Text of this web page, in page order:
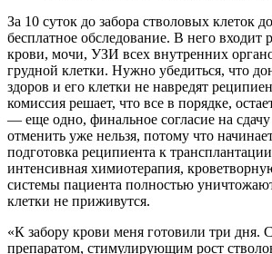
За 10 суток до забора стволовых клеток
бесплатное обследование. В него входит
крови, мочи, УЗИ всех внутренних
грудной клетки. Нужно убедиться, что
здоров и его клетки не навредят
комиссия решает, что все в порядке,
— еще одно, финальное согласие на
отменить уже нельзя, потому что
подготовка реципиента к
интенсивная химиотерапия,
системы пациента полностью
клетки не приживутся.
«К забору крови меня готовили три дня.
препаратом, стимулирующим рост